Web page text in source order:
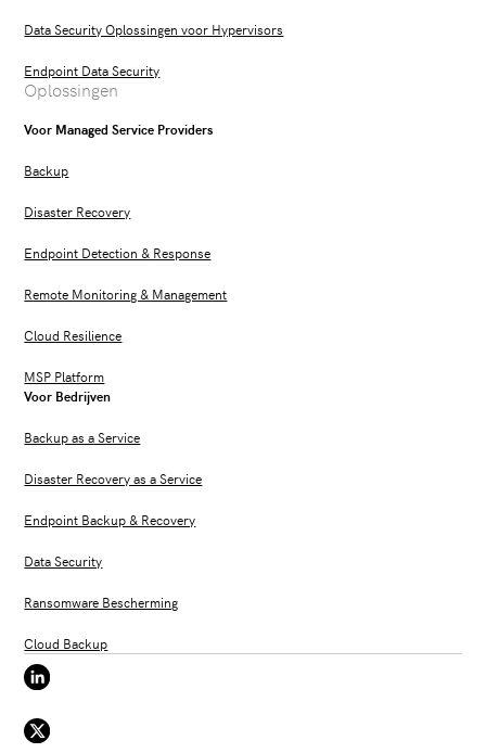
Data Security Oplossingen voor Hypervisors
Endpoint Data Security
Oplossingen
Voor Managed Service Providers
Backup
Disaster Recovery
Endpoint Detection & Response
Remote Monitoring & Management
Cloud Resilience
MSP Platform
Voor Bedrijven
Backup as a Service
Disaster Recovery as a Service
Endpoint Backup & Recovery
Data Security
Ransomware Bescherming
Cloud Backup